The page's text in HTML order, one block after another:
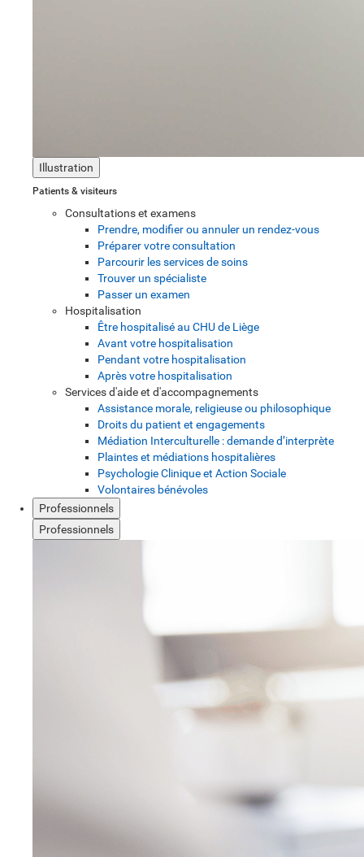
Illustration
Patients & visiteurs
Consultations et examens
Prendre, modifier ou annuler un rendez-vous
Préparer votre consultation
Parcourir les services de soins
Trouver un spécialiste
Passer un examen
Hospitalisation
Être hospitalisé au CHU de Liège
Avant votre hospitalisation
Pendant votre hospitalisation
Après votre hospitalisation
Services d'aide et d'accompagnements
Assistance morale, religieuse ou philosophique
Droits du patient et engagements
Médiation Interculturelle : demande d’interprète
Plaintes et médiations hospitalières
Psychologie Clinique et Action Sociale
Volontaires bénévoles
Professionnels
Professionnels